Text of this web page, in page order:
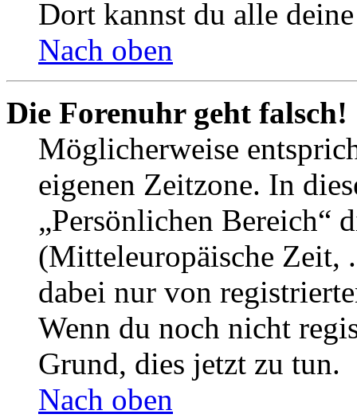
Dort kannst du alle
Nach oben
Die Forenuhr geht falsch!
Möglicherweise
eigenen Zeitzone. In
„Persönlichen Bereich“
(Mitteleuropäische Zeit,
dabei nur von
Wenn du noch nicht
Grund, dies jetzt zu tun.
Nach oben